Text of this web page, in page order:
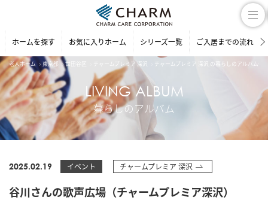
ホームを探す お気に入りホーム シリーズ一覧 ご入居までの流れ
老人ホーム 東京都 世田谷区 チャームプレミア 深沢 チャームプレミア 深沢 の暮らしのアルバム一
LIVING ALBUM
暮らしのアルバム
2025.02.19 イベント チャームプレミア 深沢
谷川さんの歌声広場（チャームプレミア深沢）